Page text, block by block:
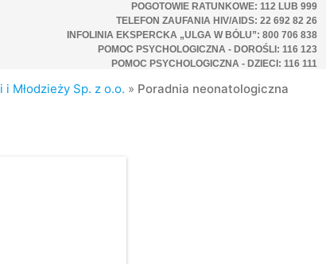
POGOTOWIE RATUNKOWE: 112 LUB 999
TELEFON ZAUFANIA HIV/AIDS: 22 692 82 26
INFOLINIA EKSPERCKA „ULGA W BÓLU”: 800 706 838
POMOC PSYCHOLOGICZNA - DOROŚLI: 116 123
POMOC PSYCHOLOGICZNA - DZIECI: 116 111
Młodzieży Sp. z o.o. » Poradnia neonatologiczna